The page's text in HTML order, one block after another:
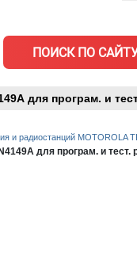
ПОИСК ПО
для програм. и
и радиостанций MOTOROLA
для програм. и